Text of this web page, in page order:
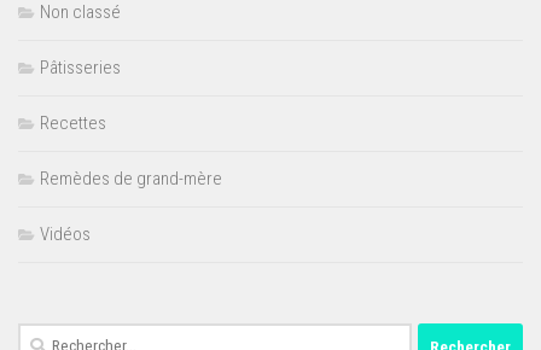
Non classé
Pâtisseries
Recettes
Remèdes de grand-mère
Vidéos
Rechercher :